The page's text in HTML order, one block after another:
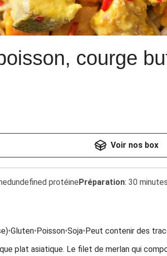
courge
Voir nos box
protéinePréparation: 30 minutes
•Gluten•Poisson•Soja•Peut contenir des
plat asiatique. Le filet de merlan qui